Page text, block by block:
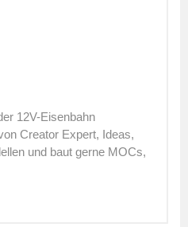
12V-Eisenbahn
Creator Expert, Ideas,
und baut gerne MOCs,